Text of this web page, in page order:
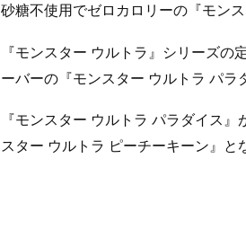
砂糖不使用でゼロカロリーの『モン
『モンスター ウルトラ』シリーズ
ーバーの『モンスター ウルトラ パラ
『モンスター ウルトラ パラダイス
スター ウルトラ ピーチーキーン』と